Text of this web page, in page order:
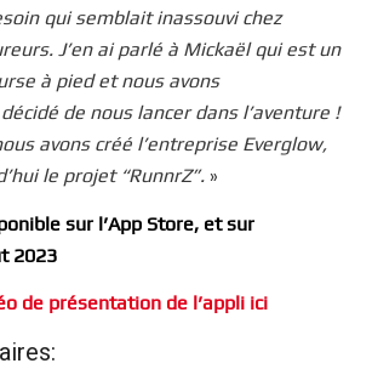
qui semblait inassouvi chez
J’en ai parlé à Mickaël qui est un
à pied et nous avons
de nous lancer dans l’aventure !
avons créé l’entreprise Everglow,
le projet “RunnrZ”. »
sur l’App Store, et sur
2023
de présentation de l’appli ici